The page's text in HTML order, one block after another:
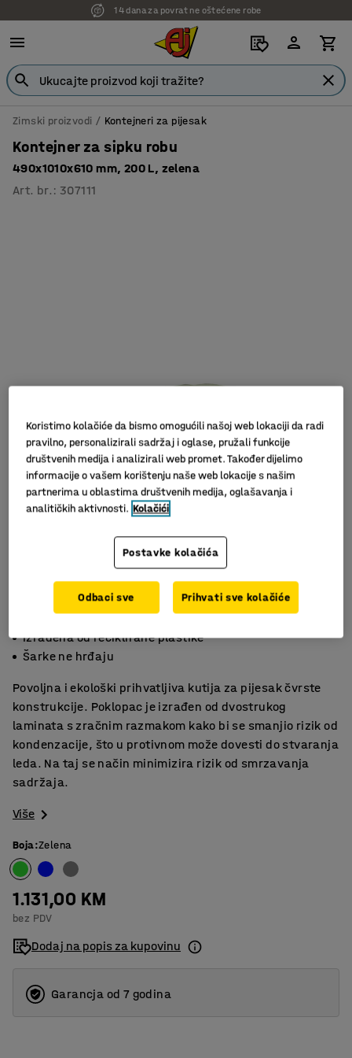
14 dana za povrat ne oštećene robe
7 godina garancije
Zimski proizvodi Kontejneri za pijesak
Kontejner za sipku robu
490x1010x610 mm, 200 L, zelena
Art. br. : 307111
Sprječava sadržaj od smrzavanja
Izrađena od reciklirane plastike
Šarke ne hrđaju
Povoljna i ekološki prihvatljiva kutija za pijesak čvrste
konstrukcije. Poklopac je izrađen od dvostrukog
laminata s zračnim razmakom kako bi se smanjio rizik od
kondenzacije, što u protivnom može dovesti do stvaranja
leda. Na taj se način minimizira rizik od smrzavanja
sadržaja.
Više
Boja:Zelena
1.131,00 KM
bez PDV
Dodaj na popis za kupovinu
Garancja od 7 godina
Koristimo kolačiće da bismo omogućili našoj web lokaciji da radi
pravilno, personalizirali sadržaj i oglase, pružali funkcije
društvenih medija i analizirali web promet. Također dijelimo
informacije o vašem korištenju naše web lokacije s našim
partnerima u oblastima društvenih medija, oglašavanja i
analitičkih aktivnosti. Kolačići
Postavke kolačića
Odbaci sve Prihvati sve kolačiće